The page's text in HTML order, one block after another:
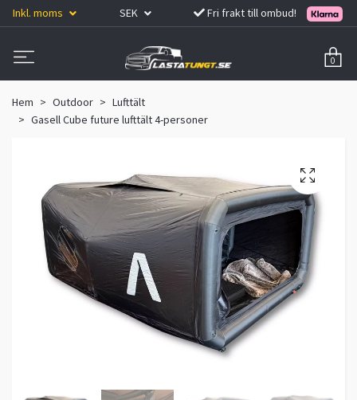
Inkl. moms SEK Fri frakt till ombud!
0
Hem Outdoor
Lufttält
Gasell Cube future lufttält 4-personer